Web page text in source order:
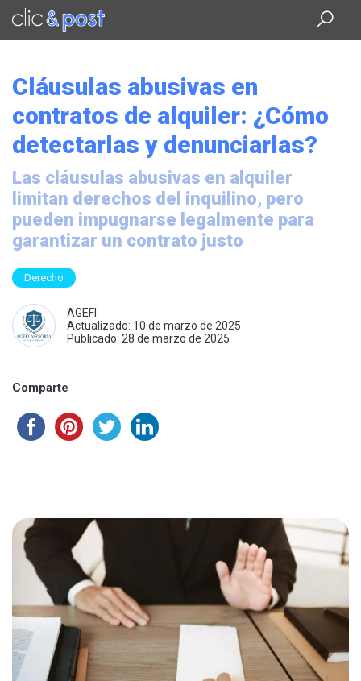
Saltar
contenido
Cláusulas abusivas en
contratos de alquiler: ¿Cómo
detectarlas y denunciarlas?
Las cláusulas abusivas en alquiler
limitan derechos del inquilino, pero
pueden impugnarse legalmente para
garantizar un contrato justo
Derecho
AGEFI
Actualizado: 10 de marzo de 2025
Publicado: 28 de marzo de 2025
Comparte